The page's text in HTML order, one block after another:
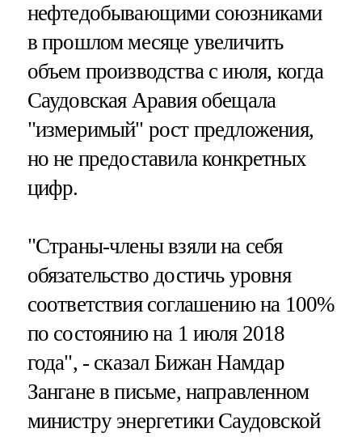
нефтедобывающими союзниками
в прошлом месяце увеличить
объем производства с июля, когда
Саудовская Аравия обещала
"измеримый" рост предложения,
но не предоставила конкретных
цифр.
"Страны-члены взяли на себя
обязательство достичь уровня
соответствия соглашению на 100%
по состоянию на 1 июля 2018
года", - сказал Бижан Намдар
Зангане в письме, направленном
министру энергетики Саудовской